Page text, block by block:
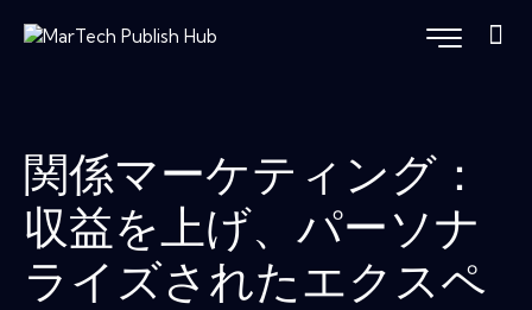
関係マーケティング：
収益を上げ、パーソナ
ライズされたエクスペ